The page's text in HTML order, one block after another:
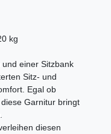
kg
einer Sitzbank
Sitz- und
Egal ob
Garnitur bringt
diesen